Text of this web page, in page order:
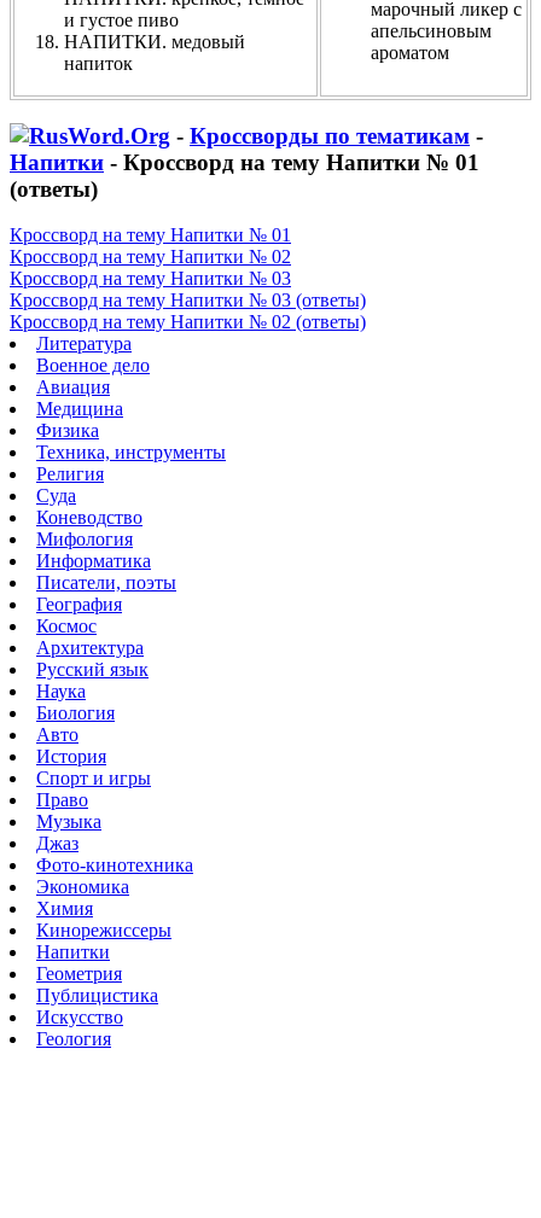
и густое пиво
НАПИТКИ. медовый
напиток
марочный ликер с
апельсиновым
ароматом
- Кроссворды по тематикам -
Напитки - Кроссворд на тему Напитки № 01
(ответы)
Кроссворд на тему Напитки № 01
Кроссворд на тему Напитки № 02
Кроссворд на тему Напитки № 03
Кроссворд на тему Напитки № 03 (ответы)
Кроссворд на тему Напитки № 02 (ответы)
Литература
Военное дело
Авиация
Медицина
Физика
Техника, инструменты
Религия
Суда
Коневодство
Мифология
Информатика
Писатели, поэты
География
Космос
Архитектура
Русский язык
Наука
Биология
Авто
История
Спорт и игры
Право
Музыка
Джаз
Фото-кинотехника
Экономика
Химия
Кинорежиссеры
Напитки
Геометрия
Публицистика
Искусство
Геология